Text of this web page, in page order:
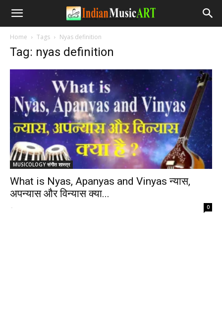
Home Tags Nyas definition
Tag: nyas definition
MUSICOLOGY संगीत शास्त्र
What is Nyas, Apanyas and Vinyas न्यास,
अपन्यास और विन्यास क्या...
- 0